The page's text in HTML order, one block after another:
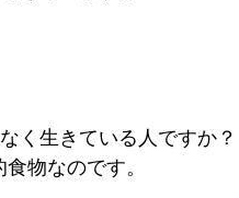
く生きている人ですか？
物なのです。